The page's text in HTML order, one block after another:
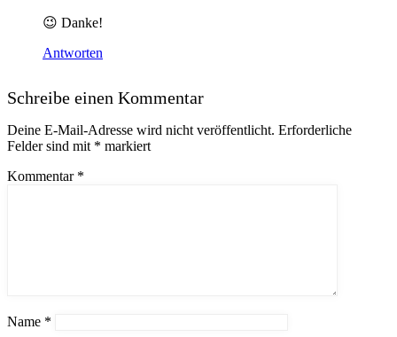
😉 Danke!
Antworten
Schreibe einen Kommentar
Deine E-Mail-Adresse wird nicht veröffentlicht. Erforderliche
Felder sind mit * markiert
Kommentar *
Name *